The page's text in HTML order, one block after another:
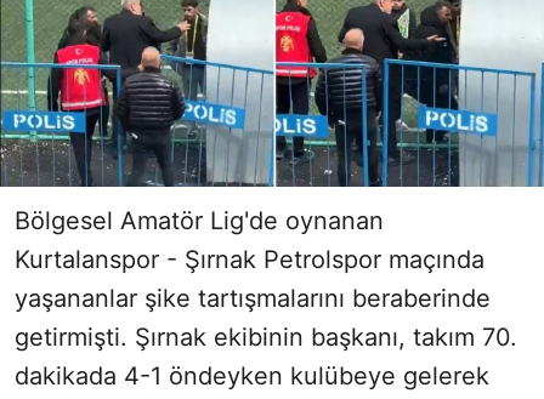
Bölgesel Amatör Lig'de oynanan
Kurtalanspor - Şırnak Petrolspor maçında
yaşananlar şike tartışmalarını beraberinde
getirmişti. Şırnak ekibinin başkanı, takım 70.
dakikada 4-1 öndeyken kulübeye gelerek